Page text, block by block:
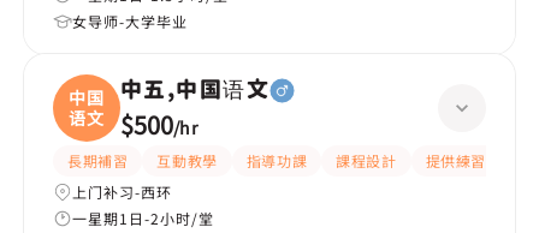
女导师-大学毕业
中国
语文
中五,中国语文
$500/hr
長期補習 互動教學 指導功課 課程設計
提供練習題/試題
上门补习-西环
一星期1日-2小时/堂